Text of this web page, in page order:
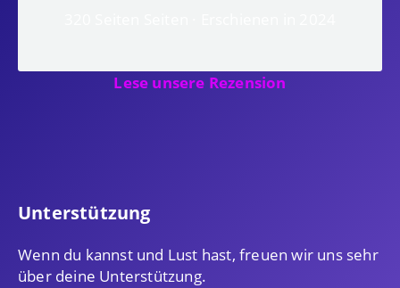
Lese unsere Rezension
Unterstützung
Wenn du kannst und Lust hast, freuen wir uns sehr
über deine Unterstützung.